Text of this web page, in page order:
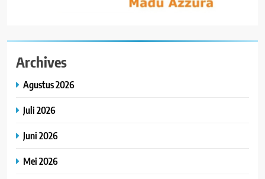
Archives
Agustus 2026
Juli 2026
Juni 2026
Mei 2026